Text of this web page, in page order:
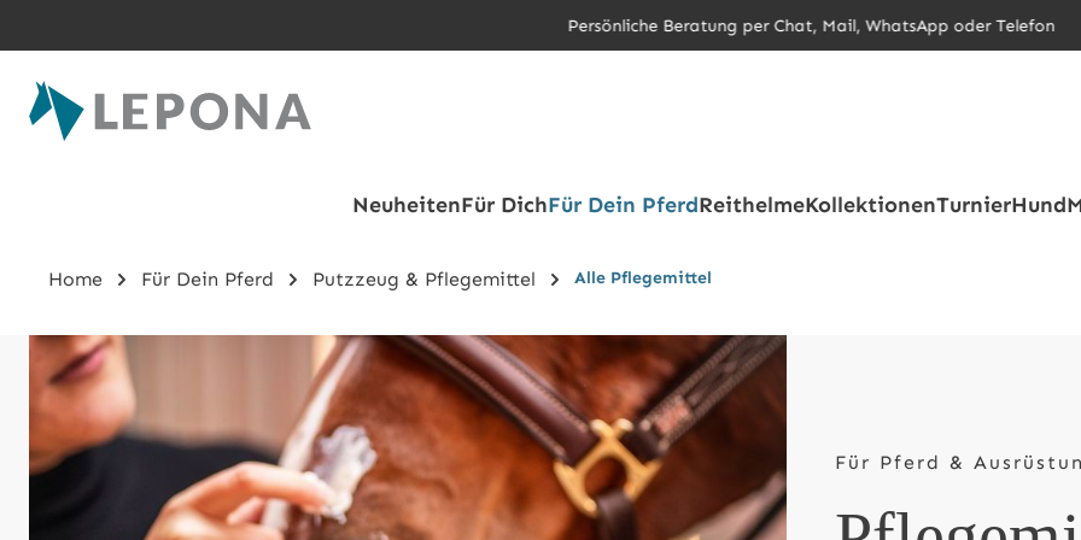
Persönliche Beratung per Chat, Mail, WhatsApp oder Telefon
NeuheitenFür DichFür Dein PferdReithelmeKollektionenTurnierHund
Home Für Dein Pferd Putzzeug & Pflegemittel Alle Pflegemittel
Für Pferd &